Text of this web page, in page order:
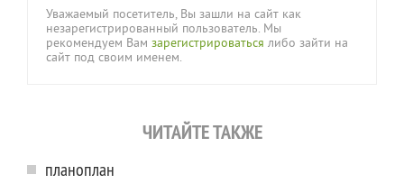
Уважаемый посетитель, Вы зашли на сайт как
незарегистрированный пользователь. Мы
рекомендуем Вам зарегистрироваться либо зайти на
сайт под своим именем.
ЧИТАЙТЕ ТАКЖЕ
планоплан